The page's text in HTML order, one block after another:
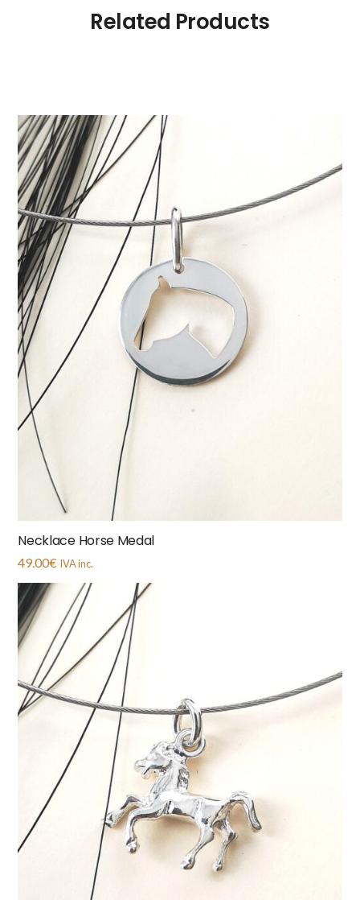
Related Products
Necklace Horse Medal
49.00€ IVA inc.